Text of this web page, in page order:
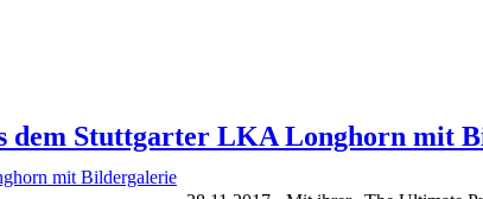
Stuttgarter LKA Longhorn mit